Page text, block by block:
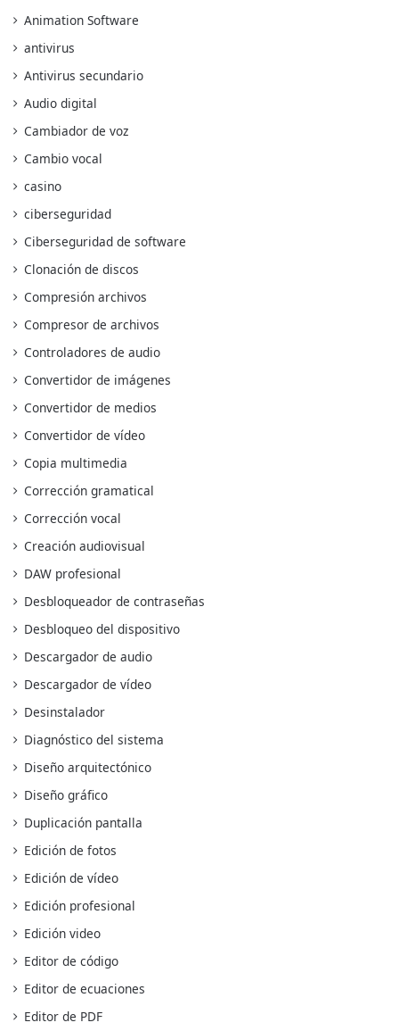
Animation Software
antivirus
Antivirus secundario
Audio digital
Cambiador de voz
Cambio vocal
casino
ciberseguridad
Ciberseguridad de software
Clonación de discos
Compresión archivos
Compresor de archivos
Controladores de audio
Convertidor de imágenes
Convertidor de medios
Convertidor de vídeo
Copia multimedia
Corrección gramatical
Corrección vocal
Creación audiovisual
DAW profesional
Desbloqueador de contraseñas
Desbloqueo del dispositivo
Descargador de audio
Descargador de vídeo
Desinstalador
Diagnóstico del sistema
Diseño arquitectónico
Diseño gráfico
Duplicación pantalla
Edición de fotos
Edición de vídeo
Edición profesional
Edición video
Editor de código
Editor de ecuaciones
Editor de PDF